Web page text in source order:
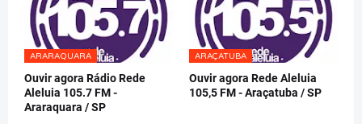
ARARAQUARA
Ouvir agora Rádio Rede
Aleluia 105.7 FM -
Araraquara / SP
ARAÇATUBA
Ouvir agora Rede Aleluia
105,5 FM - Araçatuba / SP